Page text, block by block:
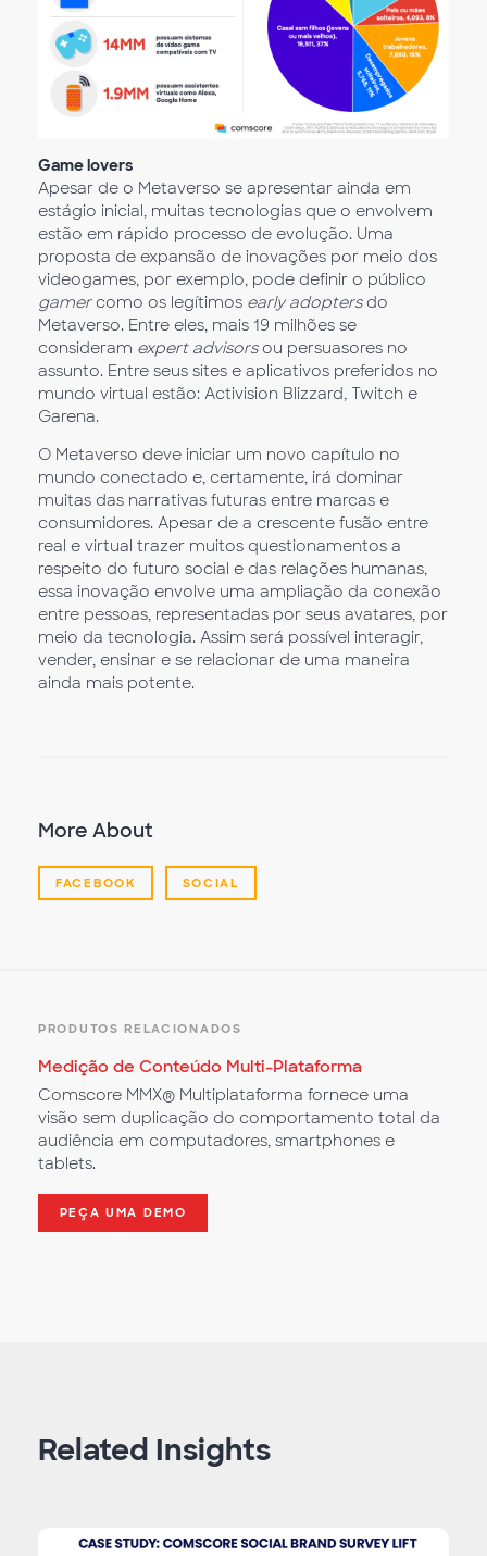
Game lovers
Apesar de o Metaverso se apresentar ainda em
estágio inicial, muitas tecnologias que o envolvem
estão em rápido processo de evolução. Uma
proposta de expansão de inovações por meio dos
videogames, por exemplo, pode definir o público
gamercomo os legítimos early adoptersdo
Metaverso. Entre eles, mais 19 milhões se
consideram expert advisorsou persuasores no
assunto. Entre seus sites e aplicativos preferidos no
mundo virtual estão: Activision Blizzard, Twitch e
Garena.
O Metaverso deve iniciar um novo capítulo no
mundo conectado e, certamente, irá dominar
muitas das narrativas futuras entre marcas e
consumidores. Apesar de a crescente fusão entre
real e virtual trazer muitos questionamentos a
respeito do futuro social e das relações humanas,
essa inovação envolve uma ampliação da conexão
entre pessoas, representadas por seus avatares, por
meio da tecnologia. Assim será possível interagir,
vender, ensinar e se relacionar de uma maneira
ainda mais potente.
More About
FACEBOOK SOCIAL
PRODUTOS RELACIONADOS
Medição de Conteúdo Multi-Plataforma
Comscore MMX® Multiplataforma fornece uma
visão sem duplicação do comportamento total da
audiência em computadores, smartphones e
tablets.
PEÇA UMA DEMO
Related Insights